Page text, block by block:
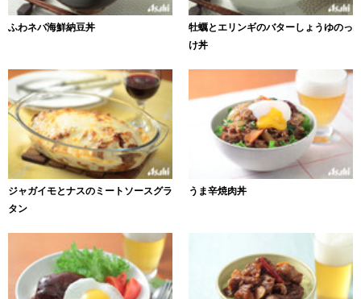
ふわネバ海鮮納豆丼
牡蠣とエリンギのバターしょうゆのっ
け丼
ジャガイモとナスのミートソースグラ
タン
うま辛焼肉丼